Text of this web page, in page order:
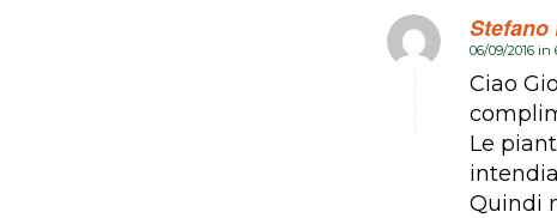
Stefano
dice:
06/09/2016 in
Ciao
Le
Quindi